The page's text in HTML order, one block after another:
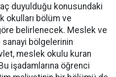
duyulduğu konusundaki
okulları bölüm ve
belirlenecek. Meslek ve
bölgelerinin
meslek okulu kuran
işadamlarına öğrenci